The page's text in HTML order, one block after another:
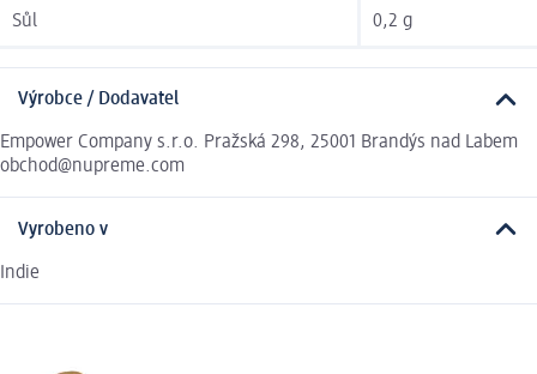
Sůl 0,2 g
Výrobce / Dodavatel
Empower Company s.r.o. Pražská 298, 25001 Brandýs nad Labem
obchod@nupreme.com
Vyrobeno v
Indie